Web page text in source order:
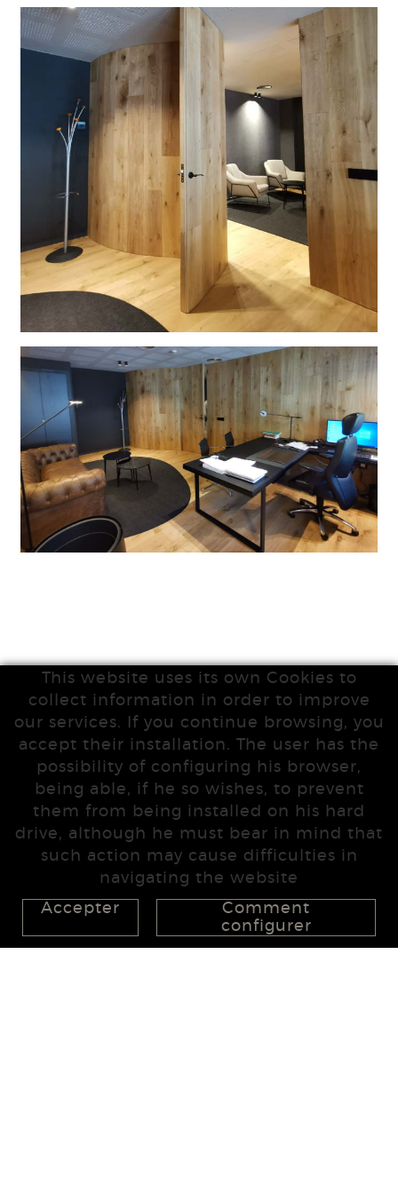
This website uses its own Cookies to
collect information in order to improve
our services. If you continue browsing, you
accept their installation. The user has the
possibility of configuring his browser,
being able, if he so wishes, to prevent
them from being installed on his hard
drive, although he must bear in mind that
such action may cause difficulties in
navigating the website
Accepter
Comment
configurer